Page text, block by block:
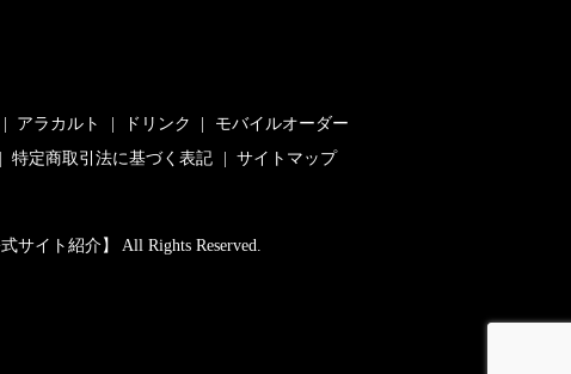
アラカルト ドリンク
モバイルオーダー
特定商取引法に基づく表記 サイトマップ
サイト紹介】 All Rights Reserved.